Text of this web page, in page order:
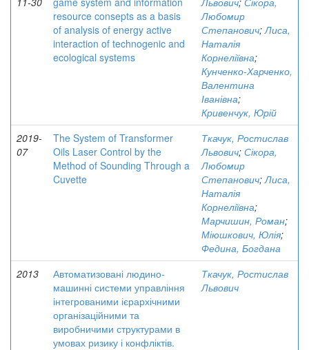
resource consepts as a basis
of analysis of energy active
interaction of technogenic and
ecological systems
Любомир
Степанович;Лиса,
Наталія
Корнеліївна;
Кунченко-Харченко,
Валентина
Іванівна;
Кривенчук, Юрій
2019-
07
The System of Transformer
Oils Laser Control by the
Method of Sounding Through a
Cuvette
Ткачук, Ростислав
Львович; Сікора,
Любомир
Степанович;Лиса,
Наталія
Корнеліївна;
Марчишин, Роман;
Міюшкович, Юлія;
Федина, Богдана
2013
Автоматизовані людино-
машинні системи управління
інтегрованими ієрархічними
організаційними та
виробничими структурами в
умовах ризику і конфліктів.
Ткачук, Ростислав
Львович